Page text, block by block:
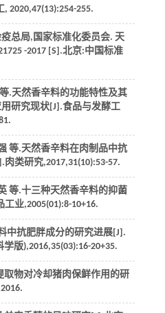
, 2020,47(13):254-255.
总局,国家标准化委员会. 天
-2017 [S].北京:中国标准
等.天然香辛料的功能特性及其
研究现状[J].食品与发酵工
等.天然香辛料在肉制品中抗
肉类研究,2017,31(10):53-57.
等.十三种天然香辛料的抑菌
工业,2005(01):8-10+16.
中抗肥胖成分的研究进展[J].
学版),2016,35(03):16-20+35.
取物对冷却猪肉保鲜作用的研
2016.